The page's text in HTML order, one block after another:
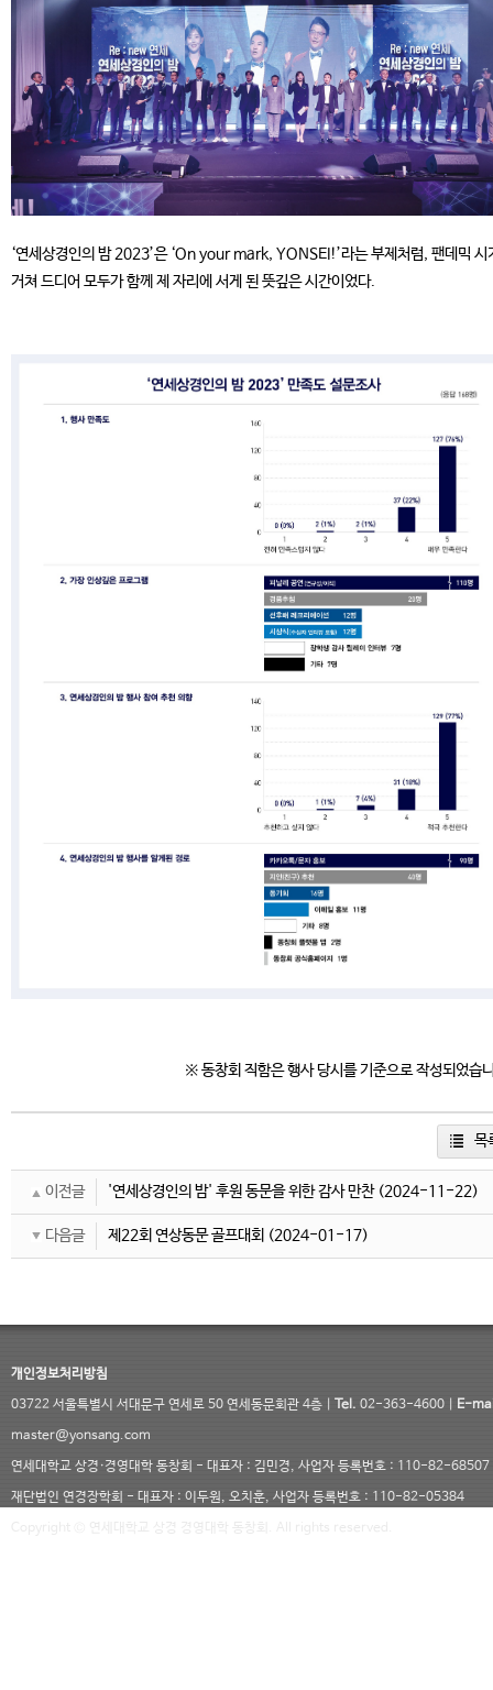
‘연세상경인의 밤 2023’은 ‘On your mark, YONSEI!’라는 부제처럼, 팬데믹 시
거쳐 드디어 모두가 함께 제 자리에 서게 된 뜻깊은 시간이었다.
※ 동창회 직함은 행사 당시를 기준으로 작성되었습
목
이전글 '연세상경인의 밤' 후원 동문을 위한 감사 만찬(2024-11-22)
다음글 제22회 연상동문 골프대회 (2024-01-17)
개인정보처리방침
03722 서울특별시 서대문구 연세로 50 연세동문회관 4층 |
Tel. 02-363-4600 | E-
master@yonsang.com
연세대학교 상경·경영대학 동창회 - 대표자 : 김민경, 사업자 등록번호 : 110-82-68507
재단법인 연경장학회 - 대표자 : 이두원, 오치훈, 사업자 등록번호 : 110-82-05384